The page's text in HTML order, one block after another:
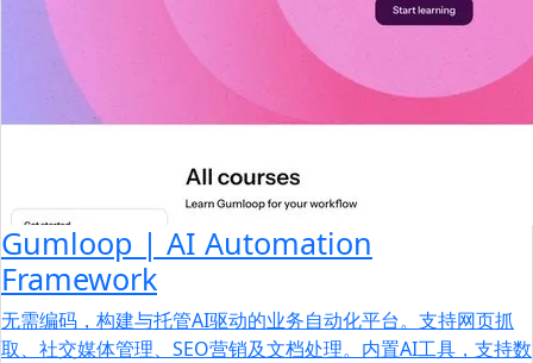
Gumloop | AI Automation
Framework
无需编码，构建与托管AI驱动的业务自动化平台。支持网页抓
取、社交媒体管理、SEO营销及文档处理。内置AI工具，支持数